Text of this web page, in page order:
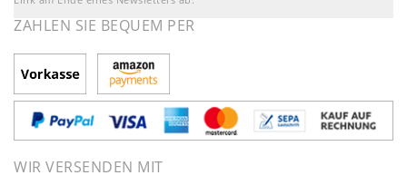
ZAHLEN SIE BEQUEM PER
WIR VERSENDEN MIT